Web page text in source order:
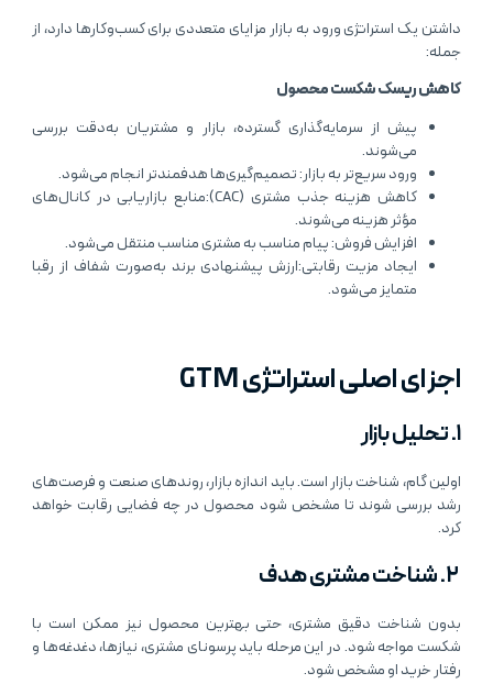
داشتن یک استراتژی ورود به بازار مزایای متعددی برای کسب‌وکارها دارد، از
جمله:
کاهش ریسک شکست محصول
پیش از سرمایه‌گذاری گسترده، بازار و مشتریان به‌دقت بررسی
می‌شوند.
ورود سریع‌تر به بازار: تصمیم‌گیری‌ها هدفمندتر انجام می‌شود.
کاهش هزینه جذب مشتری (CAC):منابع بازاریابی در کانال‌های
مؤثر هزینه می‌شوند.
افزایش فروش: پیام مناسب به مشتری مناسب منتقل می‌شود.
ایجاد مزیت رقابتی:ارزش پیشنهادی برند به‌صورت شفاف از رقبا
متمایز می‌شود.
اجزای اصلی استراتژی GTM
۱. تحلیل بازار
اولین گام، شناخت بازار است. باید اندازه بازار، روندهای صنعت و فرصت‌های
رشد بررسی شوند تا مشخص شود محصول در چه فضایی رقابت خواهد
کرد.
بدون شناخت دقیق مشتری، حتی بهترین محصول نیز ممکن است با
شکست مواجه شود. در این مرحله باید پرسونای مشتری، نیازها، دغدغه‌ها و
رفتار خرید او مشخص شود.